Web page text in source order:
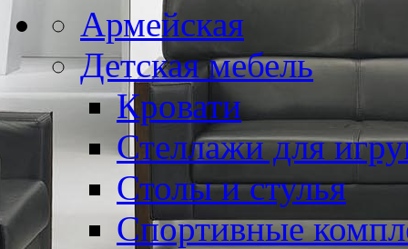
Армейская
Детская мебель
Кровати
Стеллажи для
Столы и стулья
Спортивные